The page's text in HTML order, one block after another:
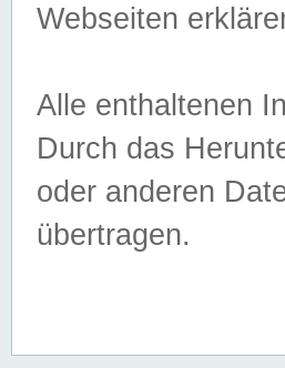
Webseiten
Alle enthaltenen
Durch das
oder anderen
übertragen.